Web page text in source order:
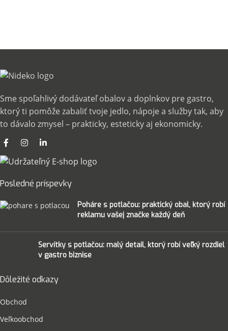
Sme spoľahlivý dodávateľ obalov a doplnkov pre gastro,
ktorý ti pomôže zabaliť tvoje jedlo, nápoje a služby tak, aby
to dávalo zmysel – prakticky, esteticky aj ekonomicky.
Posledné príspevky
Poháre s potlačou: praktický obal, ktorý robí
reklamu vašej značke každý deň
Servítky s potlačou: malý detail, ktorý robí veľký rozdiel
v gastro biznise
Dôležité odkazy
Obchod
Veľkoobchod